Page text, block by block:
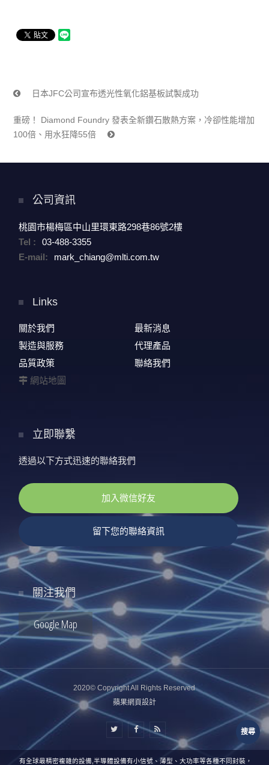
搜尋
日本JFC公司宣布透光性氧化鋁基板試製成功
重磅！ Diamond Foundry 發表全新鑽石散熱方案，冷卻性能增加
100倍、用水狂降55倍
公司資訊
桃園市楊梅區中山里環東路298巷86號2樓
Tel :
03-488-3355
E-mail:
mark_chiang@mlti.com.tw
Links
關於我們
最新消息
製造與服務
代理產品
品質政策
聯絡我們
網站地圖
立即聯繫
透過以下方式迅速的聯絡我們
加入微信好友
留下您的聯絡資訊
關注我們
Google Map
2020© Copyright All Rights Reserved
蘋果網頁設計
司擁有全球最精密複雜的設備,半導體設備有小信號、薄型、大功率等各種不同封裝，因